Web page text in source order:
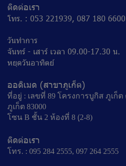
ติดต่อเรา
โทร. : 053 221939, 087 180 6600
วันทำการ
จันทร์ - เสาร์ เวลา 09.00-17.30 น.
หยุดวันอาทิตย์
ออดิเมด (สาขาภูเก็ต)
ที่อยู่ : เลขที่ 89 โครงการบูกิส ภูเก็ต
ภูเก็ต 83000
โซน B ชั้น 2 ห้องที่ 8 (ฺ2-8)
ติดต่อเรา
โทร. : 095 284 2555, 097 264 2555